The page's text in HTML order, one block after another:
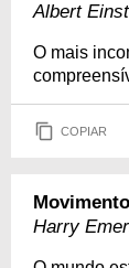
Albert
O mais
COPIAR
Movimento
Harry